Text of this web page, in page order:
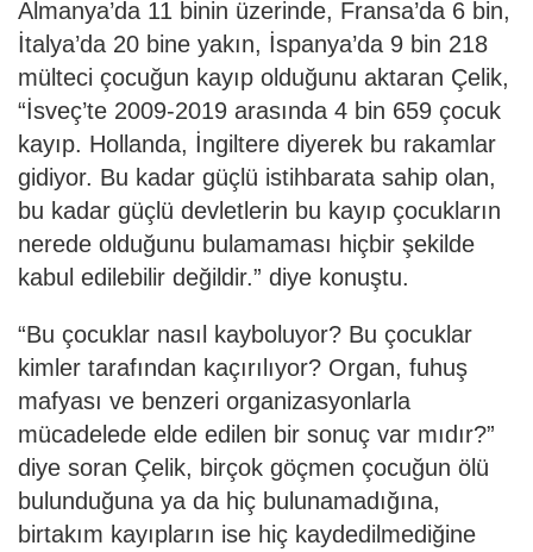
Almanya’da 11 binin üzerinde, Fransa’da 6 bin,
İtalya’da 20 bine yakın, İspanya’da 9 bin 218
mülteci çocuğun kayıp olduğunu aktaran Çelik,
“İsveç’te 2009-2019 arasında 4 bin 659 çocuk
kayıp. Hollanda, İngiltere diyerek bu rakamlar
gidiyor. Bu kadar güçlü istihbarata sahip olan,
bu kadar güçlü devletlerin bu kayıp çocukların
nerede olduğunu bulamaması hiçbir şekilde
kabul edilebilir değildir.” diye konuştu.
“Bu çocuklar nasıl kayboluyor? Bu çocuklar
kimler tarafından kaçırılıyor? Organ, fuhuş
mafyası ve benzeri organizasyonlarla
mücadelede elde edilen bir sonuç var mıdır?”
diye soran Çelik, birçok göçmen çocuğun ölü
bulunduğuna ya da hiç bulunamadığına,
birtakım kayıpların ise hiç kaydedilmediğine